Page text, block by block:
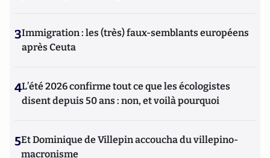
3Immigration : les (très) faux-semblants européens
après Ceuta
4L’été 2026 confirme tout ce que les écologistes
disent depuis 50 ans : non, et voilà pourquoi
5Et Dominique de Villepin accoucha du villepino-
macronisme